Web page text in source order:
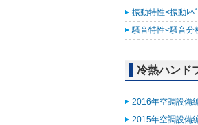
振動特性<振動ﾚﾍ
騒音特性<騒音分
冷熱ハンド
2016年空調設備
2015年空調設備